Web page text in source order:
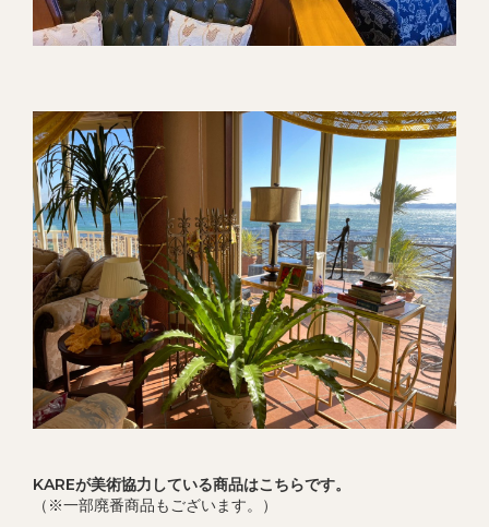
KAREが美術協力している商品はこちらです。
（※一部廃番商品もございます。）